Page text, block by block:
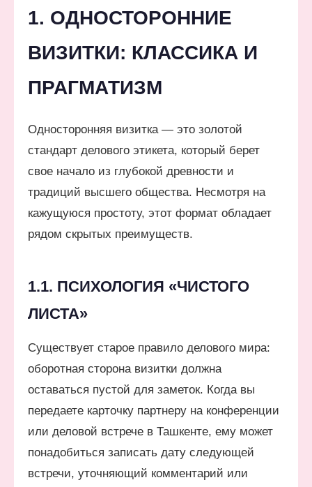
1. ОДНОСТОРОННИЕ
ВИЗИТКИ: КЛАССИКА И
ПРАГМАТИЗМ
Односторонняя визитка — это золотой
стандарт делового этикета, который берет
свое начало из глубокой древности и
традиций высшего общества. Несмотря на
кажущуюся простоту, этот формат обладает
рядом скрытых преимуществ.
1.1. ПСИХОЛОГИЯ «ЧИСТОГО
ЛИСТА»
Существует старое правило делового мира:
оборотная сторона визитки должна
оставаться пустой для заметок. Когда вы
передаете карточку партнеру на конференции
или деловой встрече в Ташкенте, ему может
понадобиться записать дату следующей
встречи, уточняющий комментарий или